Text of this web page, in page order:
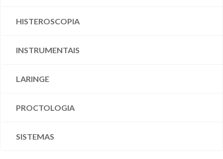
HISTEROSCOPIA
INSTRUMENTAIS
LARINGE
PROCTOLOGIA
SISTEMAS